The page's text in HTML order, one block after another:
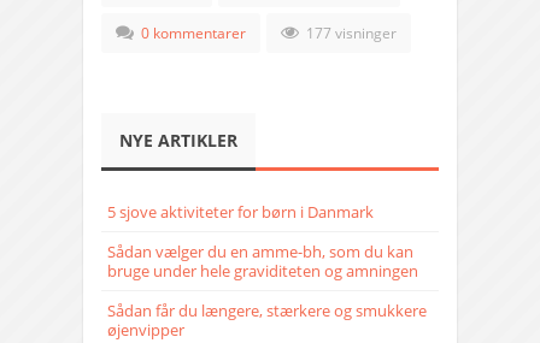
0 kommentarer 177 visninger
NYE ARTIKLER
5 sjove aktiviteter for børn i Danmark
Sådan vælger du en amme-bh, som du kan
bruge under hele graviditeten og amningen
Sådan får du længere, stærkere og smukkere
øjenvipper